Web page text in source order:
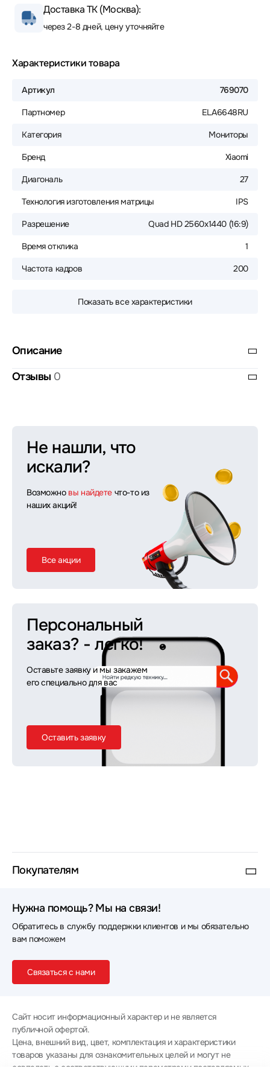
Доставка ТК (Москва):
через 2-8 дней, цену уточняйте
Характеристики товара
Артикул 769070
Партномер ELA6648RU
Категория Мониторы
Бренд Xiaomi
Диагональ 27
Технология изготовления матрицы IPS
Разрешение Quad HD 2560x1440 (16:9)
Время отклика 1
Частота кадров 200
Показать все характеристики
Описание
Отзывы 0
Не нашли, что
искали?
Возможно вы найдете что-то из
наших акций!
Все акции
Персональный
заказ? - легко!
Оставьте заявку и мы закажем
его специально для вас
Оставить заявку
Покупателям
Нужна помощь? Мы на связи!
Обратитесь в службу поддержки клиентов и мы обязательно
вам поможем
Связаться с нами
Сайт носит информационный характер и не является
публичной офертой.
Цена, внешний вид, цвет, комплектация и характеристики
товаров указаны для ознакомительных целей и могут не